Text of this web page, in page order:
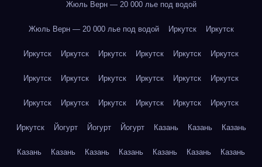
Жюль Верн — 20 000 лье под водой
Жюль Верн — 20 000 лье под водой Иркутск Иркутск
Иркутск Иркутск Иркутск Иркутск Иркутск Иркутск
Иркутск Иркутск Иркутск Иркутск Иркутск Иркутск
Иркутск Иркутск Иркутск Иркутск Иркутск Иркутск
Иркутск Йогурт Йогурт Йогурт Казань Казань Казань
Казань Казань Казань Казань Казань Казань Казань